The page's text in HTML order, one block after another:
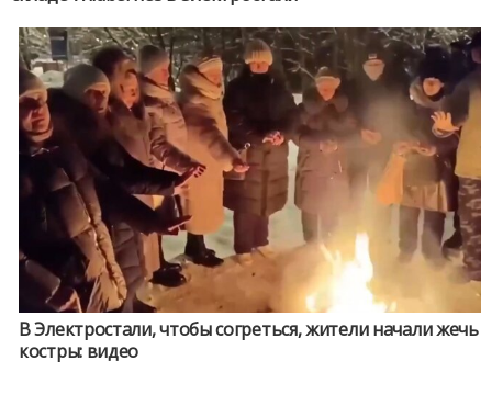
В Электростали, чтобы согреться, жители начали жечь
костры: видео